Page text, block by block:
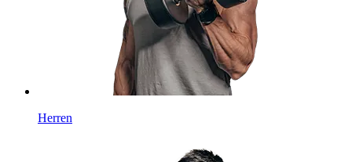
Herren